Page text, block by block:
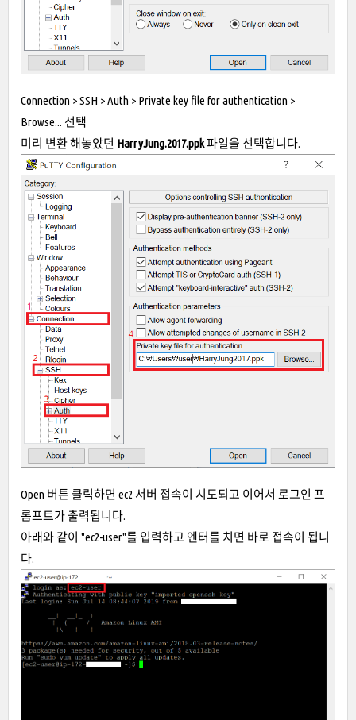
Connection > SSH > Auth > Private key file for authentication >
Browse... 선택
미리 변환 해놓았던 HarryJung.2017.ppk파일을 선택합니다.
Open 버튼 클릭하면 ec2 서버 접속이 시도되고 이어서 로그인 프
롬프트가 출력됩니다.
아래와 같이 "ec2-user"를 입력하고 엔터를 치면 바로 접속이 됩니
다.